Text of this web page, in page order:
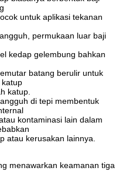
untuk aplikasi tekanan
permukaan luar baji
kedap gelembung bahkan
batang berulir untuk
katup.
di tepi membentuk
kontaminasi lain dalam
atau kerusakan lainnya.
menawarkan keamanan tiga